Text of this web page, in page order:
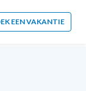
EEN VAKANTIE